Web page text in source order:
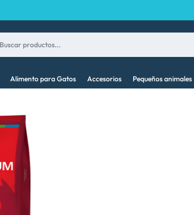
Alimento para Gatos Accesorios Pequeños animales